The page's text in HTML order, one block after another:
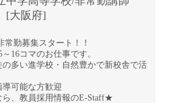
[大阪府]
常勤募集スタート！！
16コマのお仕事です。
多い進学校・自然豊かで新校舎で活
可能な方歓迎
、教員採用情報のE-Staff★